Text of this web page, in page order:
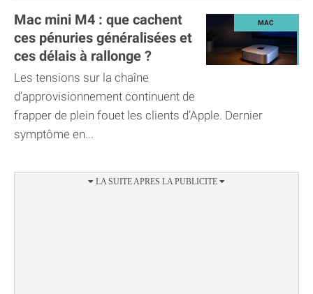
Mac mini M4 : que cachent
ces pénuries généralisées et
ces délais à rallonge ?
Les tensions sur la chaîne
d’approvisionnement continuent de
frapper de plein fouet les clients d’Apple. Dernier
symptôme en...